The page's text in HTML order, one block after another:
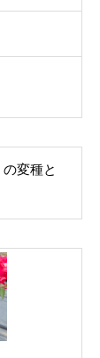
の変種と